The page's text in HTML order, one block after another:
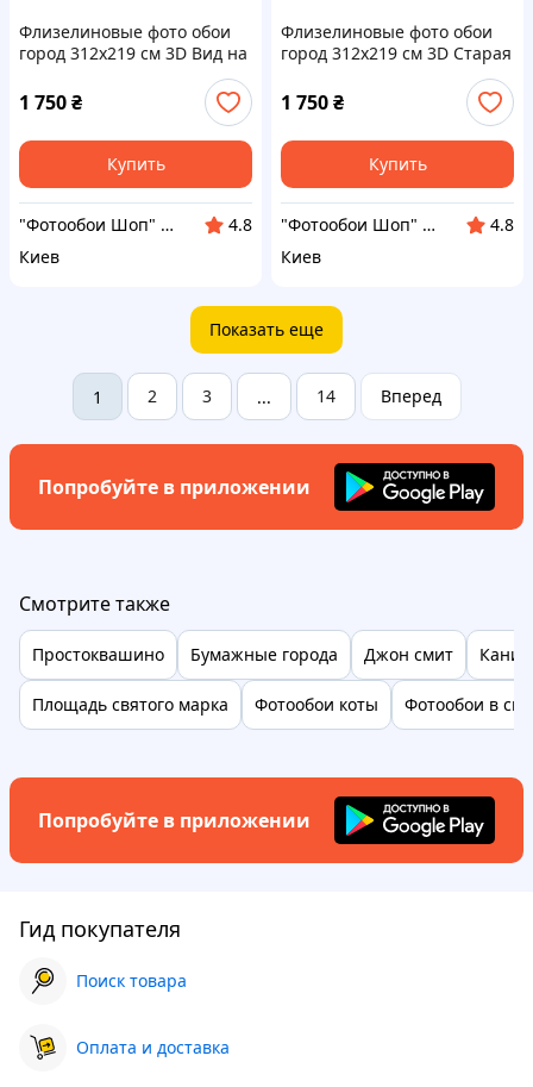
Флизелиновые фото обои
город 312x219 см 3D Вид на
Эйфелеву башню в Париже
(12625VEXXL)+клей
1 750₴
Купить
"Фотообои Шоп" Интернет магазин
4.8
Киев
Флизелиновые фото обои
город 312x219 см 3D Старая
(11894VEXXL)+клей
1 750₴
Купить
"Фотообои Шоп" Интернет магазин
4.8
Киев
Показать еще
1 2 3 ... 14 Вперед
Попробуйте в приложении
Смотрите также
Простоквашино Бумажные города Джон смит
Площадь святого марка Фотообои коты Фотообои в
Попробуйте в приложении
Гид покупателя
Поиск товара
Оплата и доставка